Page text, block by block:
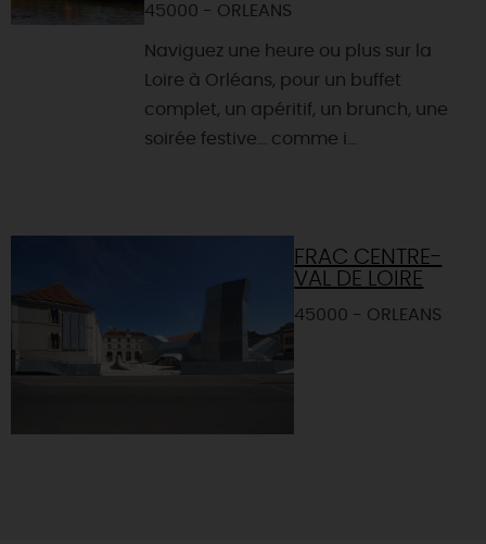
45000 - ORLEANS
Naviguez une heure ou plus sur la
Loire à Orléans, pour un buffet
complet, un apéritif, un brunch, une
soirée festive... comme i...
FRAC CENTRE-
VAL DE LOIRE
45000 - ORLEANS